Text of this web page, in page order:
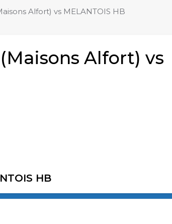
Alfort) vs MELANTOIS HB
Alfort) vs
HB